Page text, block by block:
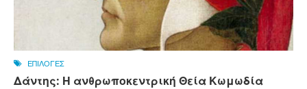
ΕΠΙΛΟΓΕΣ
Δάντης: Η ανθρωποκεντρική Θεία Κωμωδία